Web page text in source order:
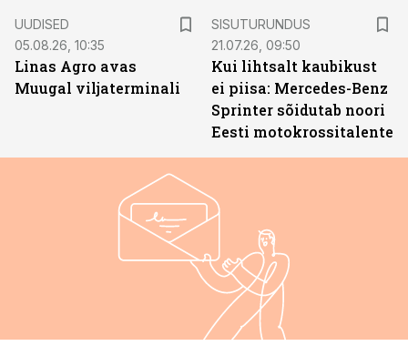
UUDISED
05.08.26, 10:35
Linas Agro avas
Muugal viljaterminali
SISUTURUNDUS
21.07.26, 09:50
Kui lihtsalt kaubikust
ei piisa: Mercedes-Benz
Sprinter sõidutab noori
Eesti motokrossitalente